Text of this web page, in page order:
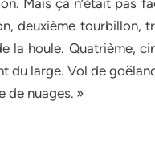
Mais ça n’était pas
deuxième tourbillon,
la houle. Quatrième,
du large. Vol de
de nuages. »